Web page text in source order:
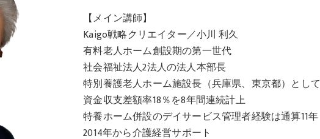
【メイン講師】
Kaigo戦略クリエイター／小川 利久
有料老人ホーム創設期の第一世代
社会福祉法人2法人の法人本部長
特別養護老人ホーム施設長（兵庫県、東京都）として
資金収支差額率18％を8年間連続計上
特養ホーム併設のデイサービス管理者経験は通算11年
2014年から介護経営サポート